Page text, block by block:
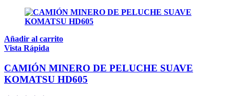
Añadir al carrito
Vista Rápida
CAMIÓN MINERO DE PELUCHE SUAVE
KOMATSU HD605